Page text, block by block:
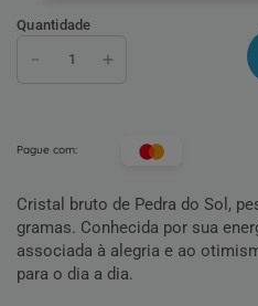
Quantidade
Pague com:
Cristal bruto de Pedra do Sol,
gramas. Conhecida por sua
associada à alegria e ao
para o dia a dia.